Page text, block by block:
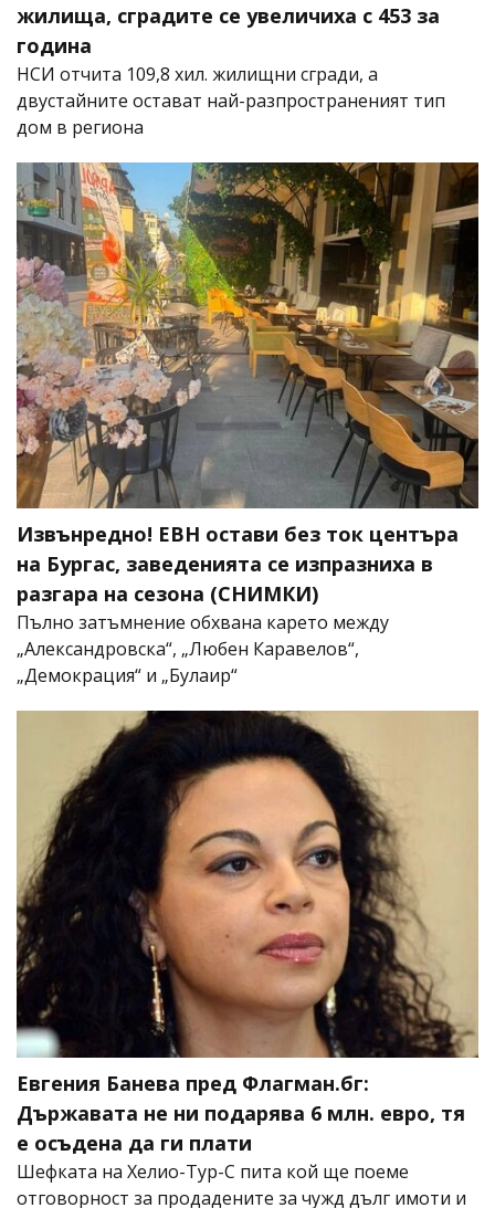
жилища, сградите се увеличиха с 453 за
година
НСИ отчита 109,8 хил. жилищни сгради, а
двустайните остават най-разпространеният тип
дом в региона
Извънредно! ЕВН остави без ток центъра
на Бургас, заведенията се изпразниха в
разгара на сезона (СНИМКИ)
Пълно затъмнение обхвана карето между
„Александровска“, „Любен Каравелов“,
„Демокрация“ и „Булаир“
Евгения Банева пред Флагман.бг:
Държавата не ни подарява 6 млн. евро, тя
е осъдена да ги плати
Шефката на Хелио-Тур-С пита кой ще поеме
отговорност за продадените за чужд дълг имоти и